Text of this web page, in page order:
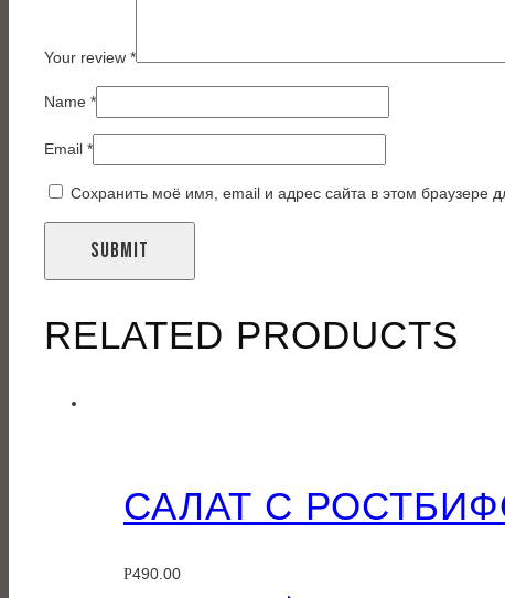
Your review *
Name *
Email *
Сохранить моё имя, email и адрес сайта в этом браузере
RELATED PRODUCTS
САЛАТ С
Р490.00